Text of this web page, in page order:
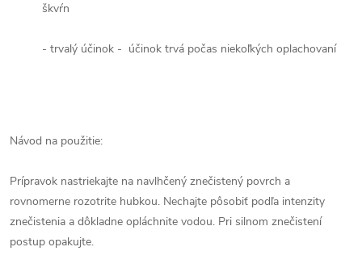
škvŕn
- trvalý účinok - účinok trvá počas niekoľkých oplachovaní
Návod na použitie:
Prípravok nastriekajte na navlhčený znečistený povrch a
rovnomerne rozotrite hubkou. Nechajte pôsobiť podľa intenzity
znečistenia a dôkladne opláchnite vodou. Pri silnom znečistení
postup opakujte.